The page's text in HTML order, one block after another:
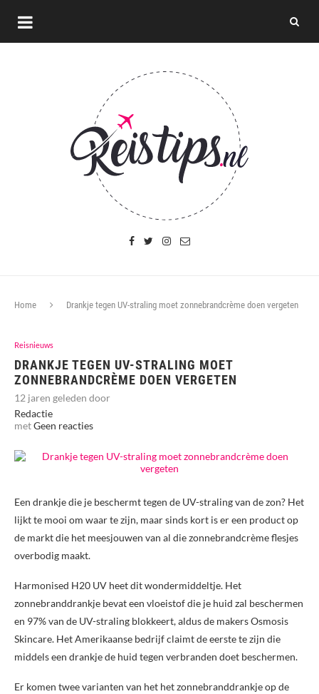
Home Drankje tegen UV-straling moet zonnebrandcrème doen vergeten
Reisnieuws
DRANKJE TEGEN UV-STRALING MOET
ZONNEBRANDCRÈME DOEN VERGETEN
12 jaren geleden door
Redactie
metGeen reacties
Een drankje die je beschermt tegen de UV-straling van de zon? Het
lijkt te mooi om waar te zijn, maar sinds kort is er een product op
de markt die het meesjouwen van al die zonnebrandcrème flesjes
overbodig maakt.
Harmonised H20 UV heet dit wondermiddeltje. Het
zonnebranddrankje bevat een vloeistof die je huid zal beschermen
en 97% van de UV-straling blokkeert, aldus de makers Osmosis
Skincare. Het Amerikaanse bedrijf claimt de eerste te zijn die
middels een drankje de huid tegen verbranden doet beschermen.
Er komen twee varianten van het het zonnebranddrankje op de